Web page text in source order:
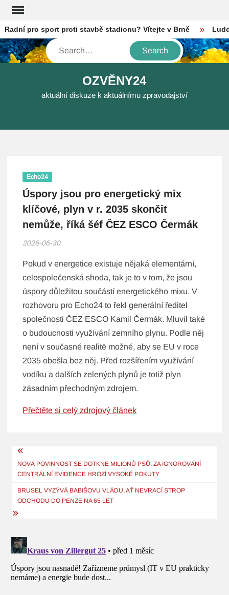
Skip
content
pro sport proti stavbě stadionu? Vítejte v Brně Luddité
Search
OZVĚNY24
aktuální diskuze k aktuálnímu zpravodajství
Echo24
Úspory jsou pro energetický mix
klíčové, plyn v r. 2035 skončit
nemůže, říká šéf ČEZ ESCO Čermák
2026-06-30
Pokud v energetice existuje nějaká elementární,
celospolečenská shoda, tak je to v tom, že jsou
úspory důležitou součástí energetického mixu. V
rozhovoru pro Echo24 to řekl generální ředitel
společnosti ČEZ ESCO Kamil Čermák. Mluvil také
o budoucnosti využívání zemního plynu. Podle něj
není v současné realitě možné, aby se EU v roce
2035 obešla bez něj. Před rozšířením využívání
vodíku a dalších zelených plynů je totiž plyn
zásadním přechodným zdrojem.
Přečtěte si celý zdrojový článek
Navigace
pro
příspěvek
NOVÁ POVINNOST SE DOTKNE MILIONŮ PSŮ. ZA IGNOROVÁNÍ
CENTRÁLNÍ EVIDENCE HROZÍ VYSOKÉ POKUTY
BRUSEL VYZÝVÁ BABIŠOVU VLÁDU, AŤ NEVRACÍ STROP
ODCHODU DO PENZE NA 65 LET